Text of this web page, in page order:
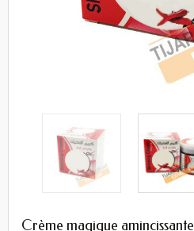
Crème magique amincissante